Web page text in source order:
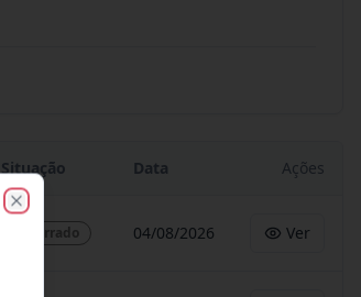
Situação Data Ações
Encerrado 04/08/2026 Ver
Close